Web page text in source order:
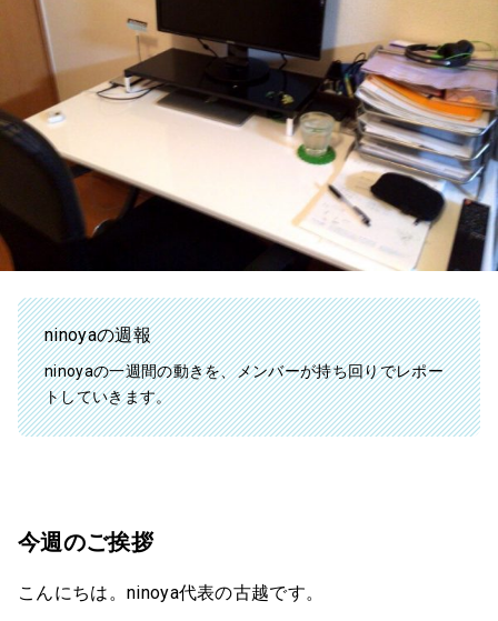
ninoyaの週報
ninoyaの一週間の動きを、メンバーが持ち回りでレポー
トしていきます。
今週のご挨拶
こんにちは。ninoya代表の古越です。